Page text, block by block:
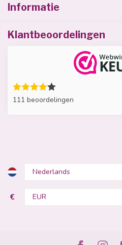
Informatie
Klantbeoordelingen
111 beoordelingen
€